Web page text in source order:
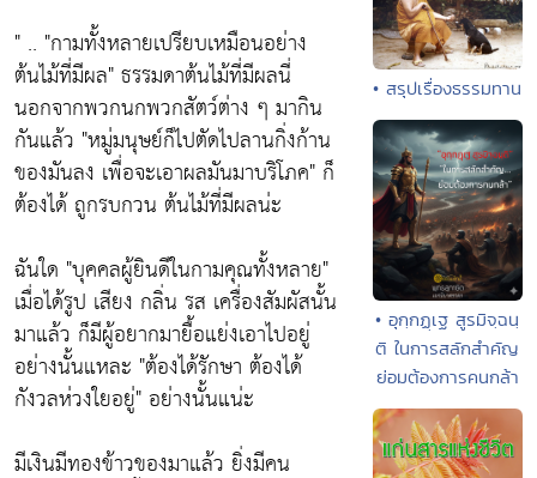
" .. "กามทั้งหลายเปรียบเหมือนอย่าง
ต้นไม้ที่มีผล"ธรรมดาต้นไม้ที่มีผลนี่
นอกจากพวกนกพวกสัตว์ต่าง ๆ มากิน
กันแล้ว "หมู่มนุษย์ก็ไปตัดไปลานกิ่งก้าน
ของมันลง เพื่อจะเอาผลมันมาบริโภค" ก็
ต้องได้ ถูกรบกวน ต้นไม้ที่มีผลน่ะ
ฉันใด "บุคคลผู้ยินดีในกามคุณทั้งหลาย"
เมื่อได้รูป เสียง กลิ่น รส เครื่องสัมผัสนั้น
มาแล้ว ก็มีผู้อยากมายื้อแย่งเอาไปอยู่
อย่างนั้นแหละ "ต้องได้รักษา ต้องได้
กังวลห่วงใยอยู่"อย่างนั้นแน่ะ
มีเงินมีทองข้าวของมาแล้ว ยิ่งมีคน
• สรุปเรื่องธรรมทาน
• อุกฺกฏฺเฐ สูรมิจฺฉนฺ
ติ ในการสลักสำคัญ
ย่อมต้องการคนกล้า